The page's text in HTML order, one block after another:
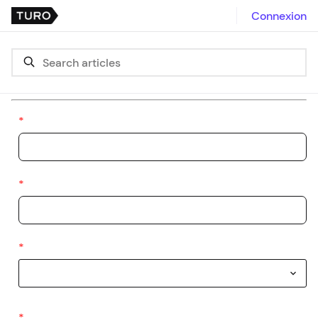
Connexion
*
*
*